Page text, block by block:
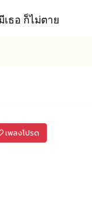
เธอ ก็ไม่ตาย
เพลงโปรด